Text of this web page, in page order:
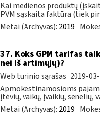
Kai medienos produktų
PVM sąskaita faktūra (tiek
Metai (Archyvas): 2019
37. Koks GPM tarifas
nei iš artimųjų)?
Web turinio sąrašas 2019-
Apmokestinamosioms
įtėvių, vaikų, įvaikių, senelių,
Metai (Archyvas): 2019